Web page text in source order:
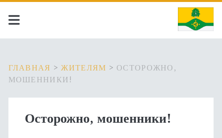
ГЛАВНАЯ >ЖИТЕЛЯМ > ОСТОРОЖНО,
МОШЕННИКИ!
Осторожно, мошенники!